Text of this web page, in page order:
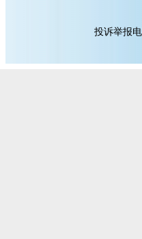
投诉举报